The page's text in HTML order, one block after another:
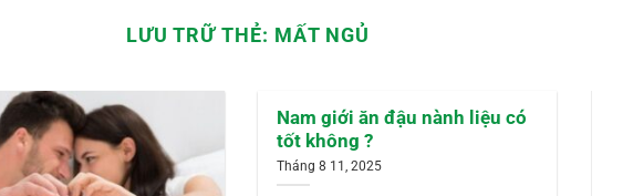
LƯU TRỮ THẺ: MẤT NGỦ
Nam giới ăn đậu nành liệu có
tốt không ?
Tháng 8 11, 2025